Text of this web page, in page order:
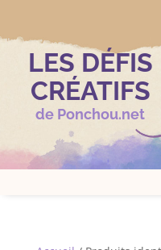
LES DÉFIS
CRÉATIFS
de Ponchou.net